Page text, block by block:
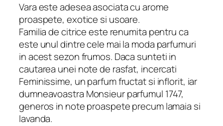
Vara este adesea asociata cu arome
proaspete, exotice si usoare.
Familia de citrice este renumita pentru ca
este unul dintre cele mai la moda parfumuri
in acest sezon frumos. Daca sunteti in
cautarea unei note de rasfat, incercati
Feminissime, un parfum fructat si inflorit, iar
dumneavoastra Monsieur parfumul 1747,
generos in note proaspete precum lamaia si
lavanda.